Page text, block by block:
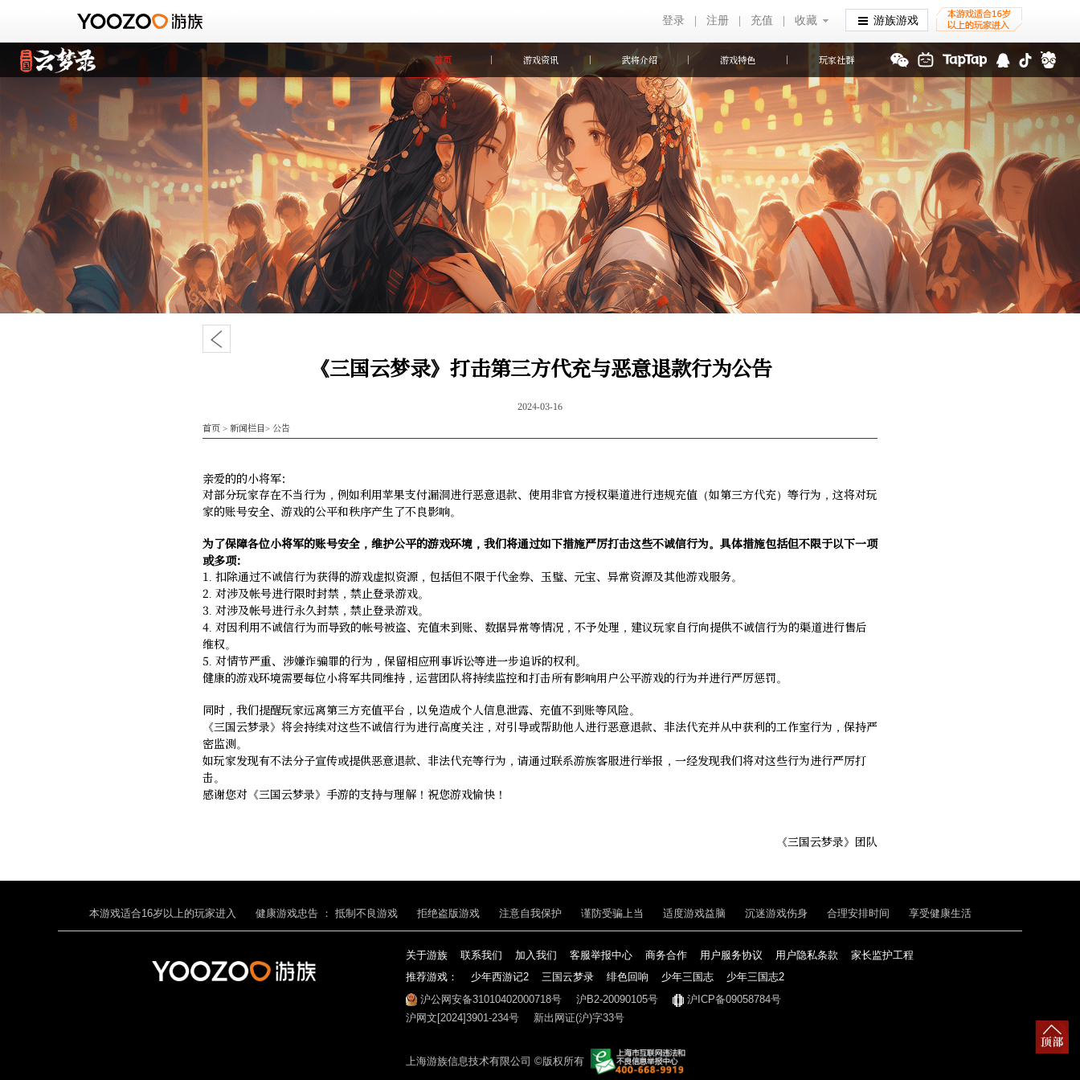
登录 注册 充值 收藏
收藏 游族游戏
首页 游戏资讯 武将介绍 游戏特色 玩家社群
《三国云梦录》打击第三方代充与恶意退款行为公告
2024-03-16
首页>新闻栏目>公告
亲爱的的小将军：
对部分玩家存在不当行为，例如利用苹果支付漏洞进行恶意退款、使用非官方授权渠道进行违规充值（如第三方代充）等行为，这将对玩
家的账号安全、游戏的公平和秩序产生了不良影响。
为了保障各位小将军的账号安全，维护公平的游戏环境，我们将通过如下措施严厉打击这些不诚信行为。具体措施包括但不限于以下一项
或多项：
1. 扣除通过不诚信行为获得的游戏虚拟资源，包括但不限于代金券、玉璧、元宝、异常资源及其他游戏服务。
2. 对涉及帐号进行限时封禁，禁止登录游戏。
3. 对涉及帐号进行永久封禁，禁止登录游戏。
4. 对因利用不诚信行为而导致的帐号被盗、充值未到账、数据异常等情况，不予处理，建议玩家自行向提供不诚信行为的渠道进行售后
维权。
5. 对情节严重、涉嫌诈骗罪的行为，保留相应刑事诉讼等进一步追诉的权利。
健康的游戏环境需要每位小将军共同维持，运营团队将持续监控和打击所有影响用户公平游戏的行为并进行严厉惩罚。
同时，我们提醒玩家远离第三方充值平台，以免造成个人信息泄露、充值不到账等风险。
《三国云梦录》将会持续对这些不诚信行为进行高度关注，对引导或帮助他人进行恶意退款、非法代充并从中获利的工作室行为，保持严
密监测。
如玩家发现有不法分子宣传或提供恶意退款、非法代充等行为，请通过联系游族客服进行举报，一经发现我们将对这些行为进行严厉打
击。
感谢您对《三国云梦录》手游的支持与理解！祝您游戏愉快！
《三国云梦录》团队
本游戏适合16岁以上的玩家进入 健康游戏忠告 ： 抵制不良游戏 拒绝盗版游戏 注意自我保护 谨防受骗上当 适度游戏益脑 沉迷游戏伤身 合理安排时间 享受健康生活
关于游族 联系我们 加入我们 客服举报中心 商务合作 用户服务协议 用户隐私条款
家长监护工程
推荐游戏：
少年西游记2 三国云梦录 绯色回响 少年三国志
少年三国志2
沪公网安备31010402000718号
沪B2-20090105号
沪ICP备09058784号
沪网文[2024]3901-234号
新出网证(沪)字33号
上海游族信息技术有限公司 ©版权所有